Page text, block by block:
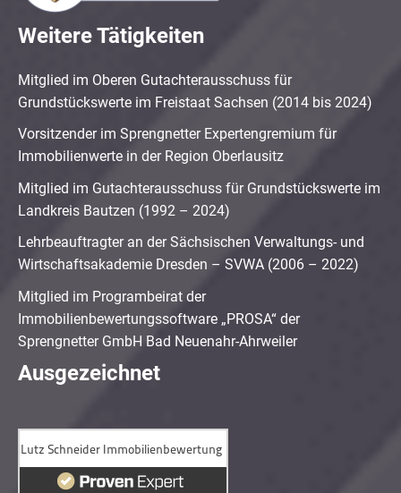
Weitere Tätigkeiten
Mitglied im Oberen Gutachterausschuss für
Grundstückswerte im Freistaat Sachsen (2014 bis 2024)
Vorsitzender im Sprengnetter Expertengremium für
Immobilienwerte in der Region Oberlausitz
Mitglied im Gutachterausschuss für Grundstückswerte im
Landkreis Bautzen (1992 – 2024)
Lehrbeauftragter an der Sächsischen Verwaltungs- und
Wirtschaftsakademie Dresden – SVWA (2006 – 2022)
Mitglied im Programbeirat der
Immobilienbewertungssoftware „PROSA“ der
Sprengnetter GmbH Bad Neuenahr-Ahrweiler
Ausgezeichnet